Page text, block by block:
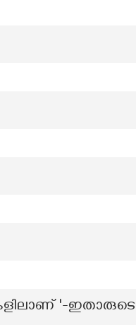
'-ഇതാരുടെ